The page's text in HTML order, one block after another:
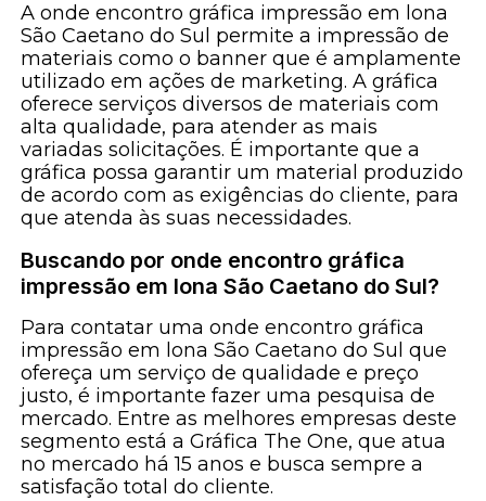
A onde encontro gráfica impressão em lona
São Caetano do Sul permite a impressão de
materiais como o banner que é amplamente
utilizado em ações de marketing. A gráfica
oferece serviços diversos de materiais com
alta qualidade, para atender as mais
variadas solicitações. É importante que a
gráfica possa garantir um material produzido
de acordo com as exigências do cliente, para
que atenda às suas necessidades.
Buscando por onde encontro gráfica
impressão em lona São Caetano do Sul?
Para contatar uma onde encontro gráfica
impressão em lona São Caetano do Sul que
ofereça um serviço de qualidade e preço
justo, é importante fazer uma pesquisa de
mercado. Entre as melhores empresas deste
segmento está a Gráfica The One, que atua
no mercado há 15 anos e busca sempre a
satisfação total do cliente.